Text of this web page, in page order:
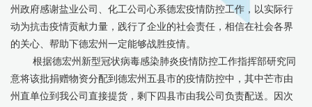
州政府感谢盐业公司、化工公司心系德宏疫情防控工作，以实际行
动为抗击疫情贡献力量，践行了企业的社会责任，相信在社会各界
的关心、帮助下德宏州一定能够战胜疫情。
根据德宏州新型冠状病毒感染肺炎疫情防控工作指挥部研究同
意将该批捐赠物资分配到德宏州五县市的疫情防控中，其中芒市由
州直单位到我公司直接提货，剩下四县市由我公司负责配送。因次